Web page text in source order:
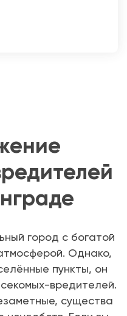
город с богатой
Однако,
пункты, он
вредителей.
существа